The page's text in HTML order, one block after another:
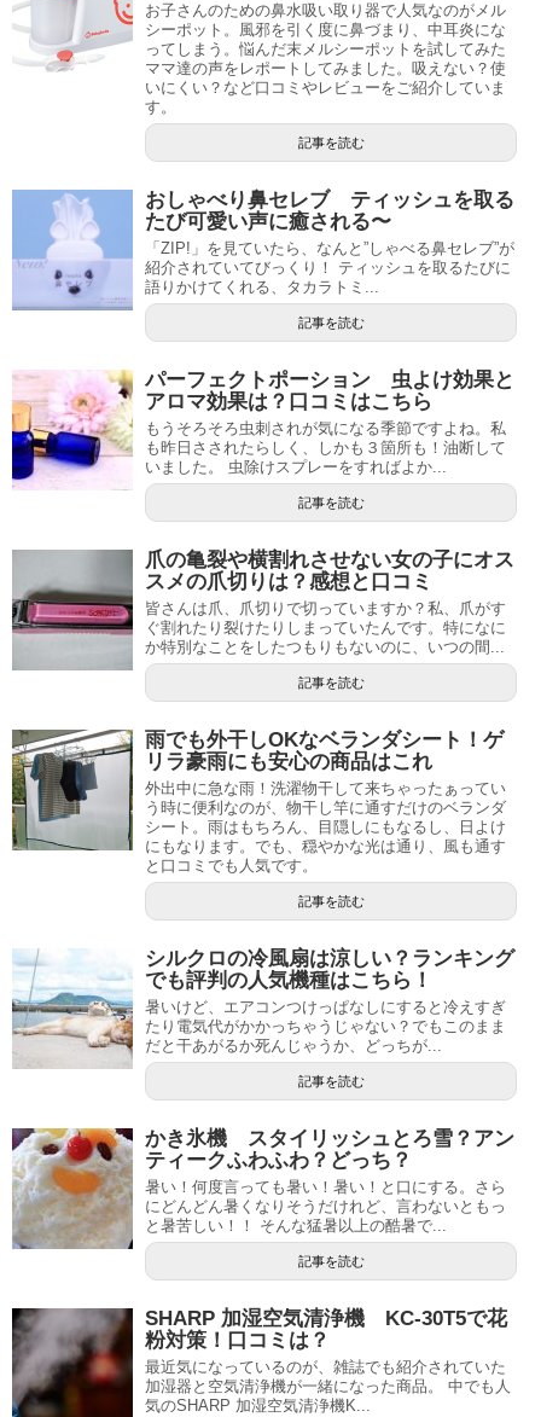
お子さんのための鼻水吸い取り器で人気なのがメル
シーポット。風邪を引く度に鼻づまり、中耳炎にな
ってしまう。悩んだ末メルシーポットを試してみた
ママ達の声をレポートしてみました。吸えない？使
いにくい？など口コミやレビューをご紹介していま
す。
記事を読む
おしゃべり鼻セレブ ティッシュを取る
たび可愛い声に癒される〜
「ZIP!」を見ていたら、なんと”しゃべる鼻セレブ”が
紹介されていてびっくり！ ティッシュを取るたびに
語りかけてくれる、タカラトミ...
記事を読む
パーフェクトポーション 虫よけ効果と
アロマ効果は？口コミはこちら
もうそろそろ虫刺されが気になる季節ですよね。私
も昨日さされたらしく、しかも３箇所も！油断して
いました。 虫除けスプレーをすればよか...
記事を読む
爪の亀裂や横割れさせない女の子にオス
スメの爪切りは？感想と口コミ
皆さんは爪、爪切りで切っていますか？私、爪がす
ぐ割れたり裂けたりしまっていたんです。特になに
か特別なことをしたつもりもないのに、いつの間...
記事を読む
雨でも外干しOKなベランダシート！ゲ
リラ豪雨にも安心の商品はこれ
外出中に急な雨！洗濯物干して来ちゃったぁってい
う時に便利なのが、物干し竿に通すだけのベランダ
シート。雨はもちろん、目隠しにもなるし、日よけ
にもなります。でも、穏やかな光は通り、風も通す
と口コミでも人気です。
記事を読む
シルクロの冷風扇は涼しい？ランキング
でも評判の人気機種はこちら！
暑いけど、エアコンつけっぱなしにすると冷えすぎ
たり電気代がかかっちゃうじゃない？でもこのまま
だと干あがるか死んじゃうか、どっちが...
記事を読む
かき氷機 スタイリッシュとろ雪？アン
ティークふわふわ？どっち？
暑い！何度言っても暑い！暑い！と口にする。さら
にどんどん暑くなりそうだけれど、言わないともっ
と暑苦しい！！ そんな猛暑以上の酷暑で...
記事を読む
SHARP 加湿空気清浄機 KC-30T5で花
粉対策！口コミは？
最近気になっているのが、雑誌でも紹介されていた
加湿器と空気清浄機が一緒になった商品。 中でも人
気のSHARP 加湿空気清浄機K...